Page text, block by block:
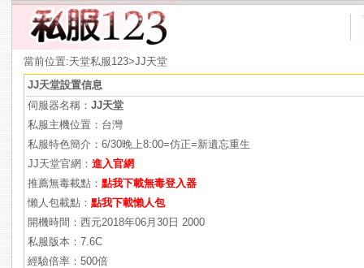
當前位置:天堂私服123>JJ天堂
JJ天堂設置信息
伺服器名稱： JJ天堂
私服主機位置：台灣
私服特色簡介：6/30晚上8:00=仿正=新遺忘重生
JJ天堂官網： 進入官網
推薦無毒載點： 點我下載無毒登入器
懶人包載點： 點我下載懶人包
開機時間：西元2018年06月30日 2000
私服版本：7.6C
經驗倍率：500倍